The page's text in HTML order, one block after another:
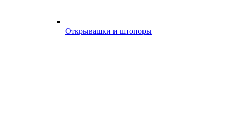
Открывашки и штопоры